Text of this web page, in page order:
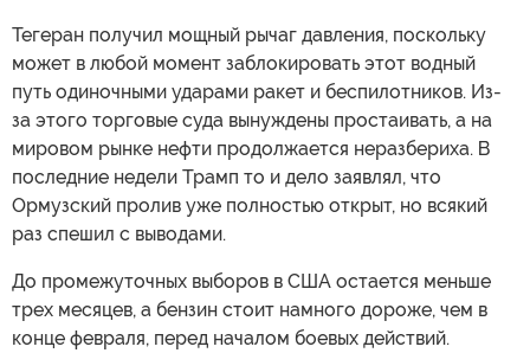
Тегеран получил мощный рычаг давления, поскольку
может в любой момент заблокировать этот водный
путь одиночными ударами ракет и беспилотников. Из-
за этого торговые суда вынуждены простаивать, а на
мировом рынке нефти продолжается неразбериха. В
последние недели Трамп то и дело заявлял, что
Ормузский пролив уже полностью открыт, но всякий
раз спешил с выводами.
До промежуточных выборов в США остается меньше
трех месяцев, а бензин стоит намного дороже, чем в
конце февраля, перед началом боевых действий.